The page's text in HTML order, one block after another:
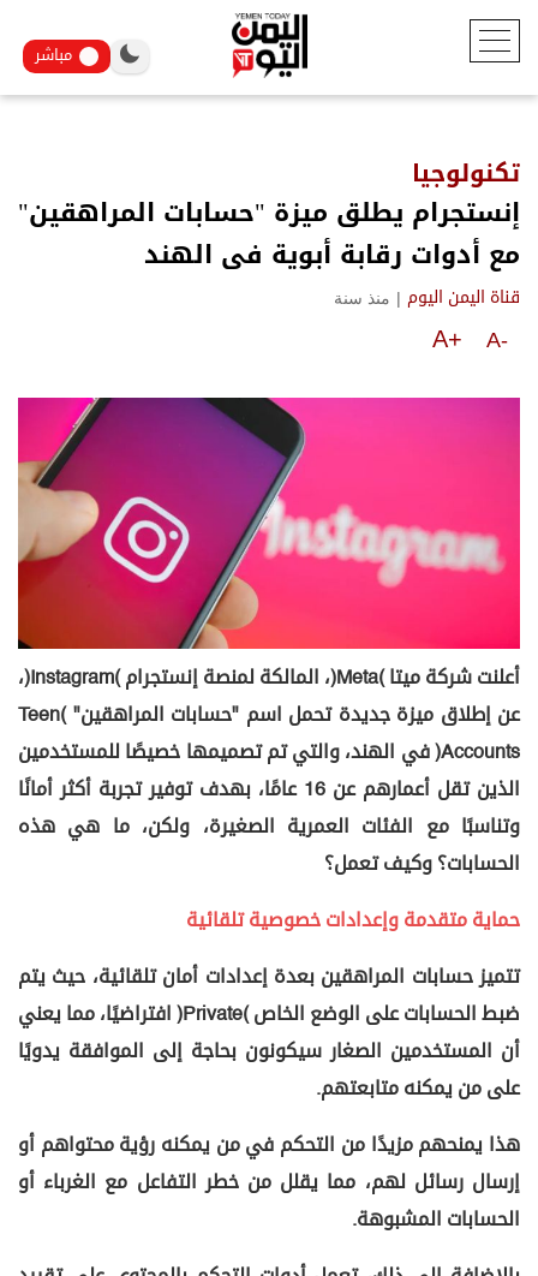
مباشر
تكنولوجيا
إنستجرام يطلق ميزة "حسابات المراهقين"
مع أدوات رقابة أبوية فى الهند
قناة اليمن اليوم | منذ سنة
A-
A+
أعلنت شركة ميتا (Meta)، المالكة لمنصة إنستجرام (Instagram)،
عن إطلاق ميزة جديدة تحمل اسم "حسابات المراهقين" (Teen
Accounts) في الهند، والتي تم تصميمها خصيصًا للمستخدمين
الذين تقل أعمارهم عن 16 عامًا، بهدف توفير تجربة أكثر أمانًا
وتناسبًا مع الفئات العمرية الصغيرة، ولكن، ما هي هذه
الحسابات؟ وكيف تعمل؟
حماية متقدمة وإعدادات خصوصية تلقائية
تتميز حسابات المراهقين بعدة إعدادات أمان تلقائية، حيث يتم
ضبط الحسابات على الوضع الخاص (Private) افتراضيًا، مما يعني
أن المستخدمين الصغار سيكونون بحاجة إلى الموافقة يدويًا
على من يمكنه متابعتهم.
هذا يمنحهم مزيدًا من التحكم في من يمكنه رؤية محتواهم أو
إرسال رسائل لهم، مما يقلل من خطر التفاعل مع الغرباء أو
الحسابات المشبوهة.